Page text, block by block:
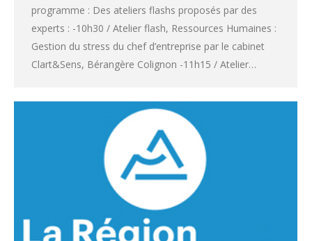
programme : Des ateliers flashs proposés par des
experts : -10h30 / Atelier flash, Ressources Humaines :
Gestion du stress du chef d’entreprise par le cabinet
Clart&Sens, Bérangère Colignon -11h15 / Atelier…